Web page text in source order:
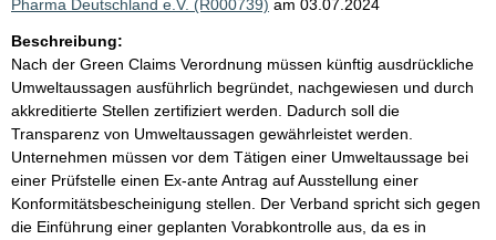
Pharma Deutschland e.V. (R000739) am 03.07.2024
Beschreibung:
Nach der Green Claims Verordnung müssen künftig ausdrückliche
Umweltaussagen ausführlich begründet, nachgewiesen und durch
akkreditierte Stellen zertifiziert werden. Dadurch soll die
Transparenz von Umweltaussagen gewährleistet werden.
Unternehmen müssen vor dem Tätigen einer Umweltaussage bei
einer Prüfstelle einen Ex-ante Antrag auf Ausstellung einer
Konformitätsbescheinigung stellen. Der Verband spricht sich gegen
die Einführung einer geplanten Vorabkontrolle aus, da es in